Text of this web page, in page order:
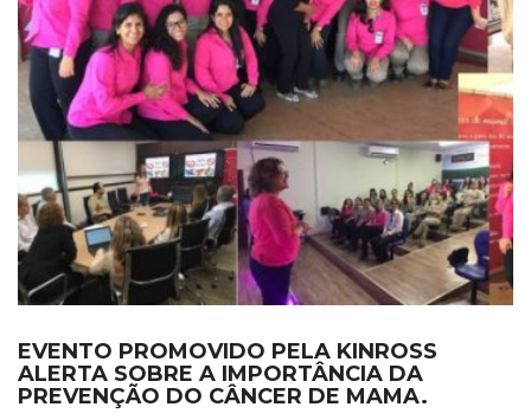
EVENTO PROMOVIDO PELA KINROSS
ALERTA SOBRE A IMPORTÂNCIA DA
PREVENÇÃO DO CÂNCER DE MAMA.